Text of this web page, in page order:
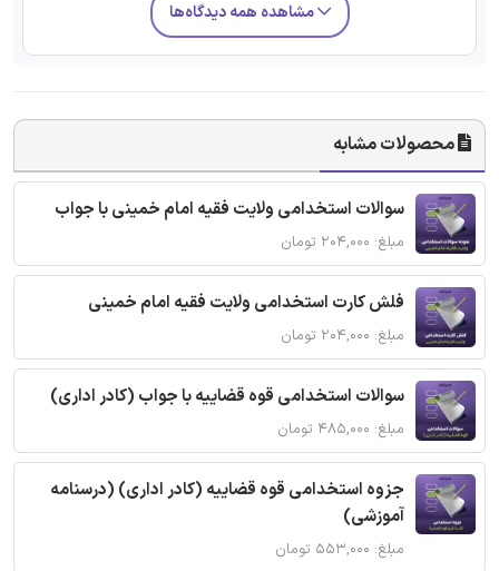
مشاهده همه دیدگاه‌ها
محصولات مشابه
سوالات استخدامی ولایت فقیه امام خمینی با جواب
مبلغ: ۲۰۴,۰۰۰ تومان
فلش کارت استخدامی ولایت فقیه امام خمینی
مبلغ: ۲۰۴,۰۰۰ تومان
سوالات استخدامی قوه قضاییه با جواب (کادر اداری)
مبلغ: ۴۸۵,۰۰۰ تومان
جزوه استخدامی قوه قضاییه (کادر اداری) (درسنامه
آموزشی)
مبلغ: ۵۵۳,۰۰۰ تومان